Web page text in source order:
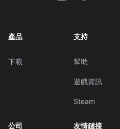
產品
下載
支持
幫助
遊戲資訊
Steam
公司 友情鏈接